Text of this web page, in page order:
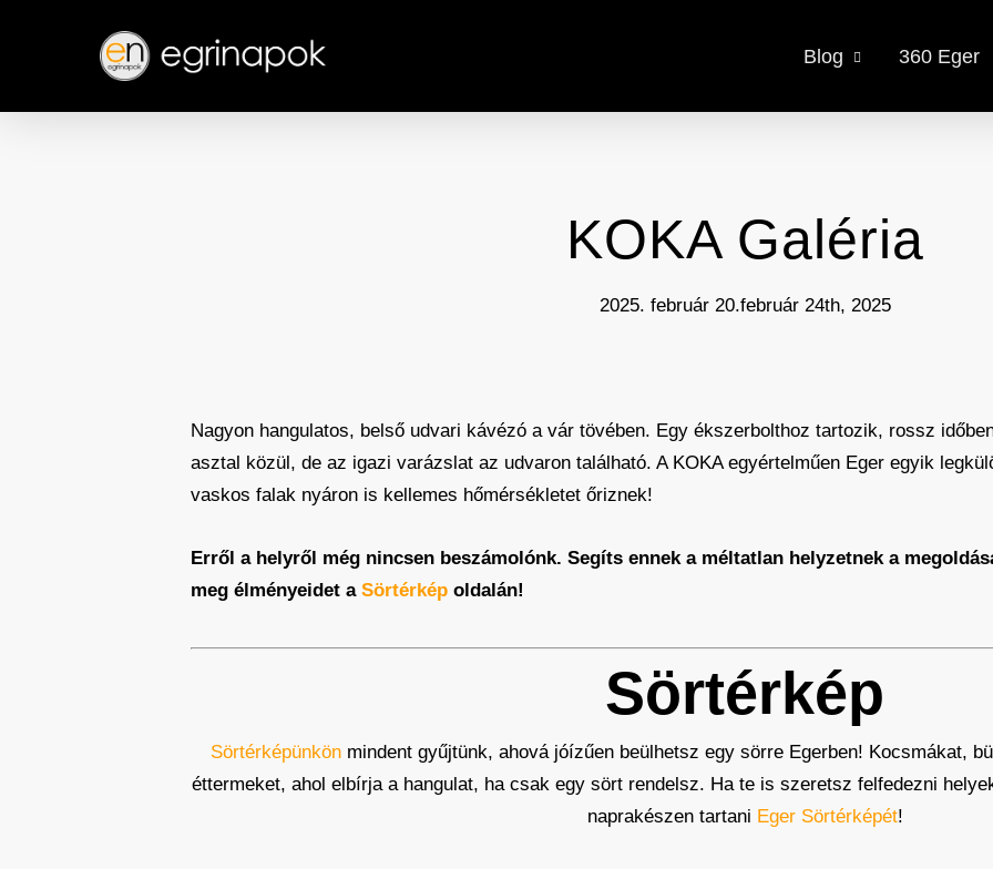
content
Blog 360 Eger
KOKA Galéria
2025. február 20.február 24th, 2025
Nagyon hangulatos, belső udvari kávézó a vár tövében. Egy ékszerbolthoz tartozik, rossz
asztal közül, de az igazi varázslat az udvaron található. A KOKA egyértelműen Eger egyik
vaskos falak nyáron is kellemes hőmérsékletet őriznek!
Erről a helyről még nincsen beszámolónk. Segíts ennek a méltatlan helyzetnek a
meg élményeidet a Sörtérkép oldalán!
Sörtérkép
Sörtérképünkön mindent gyűjtünk, ahová jóízűen beülhetsz egy sörre Egerben! Kocsmákat,
éttermeket, ahol elbírja a hangulat, ha csak egy sört rendelsz. Ha te is szeretsz felfedezni
naprakészen tartani Eger Sörtérképét!